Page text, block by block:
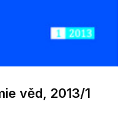
věd, 2013/1